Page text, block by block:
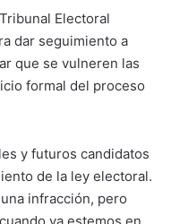
Electoral
dar seguimiento a
que se vulneren las
formal del proceso
y futuros candidatos
de la ley electoral.
infracción, pero